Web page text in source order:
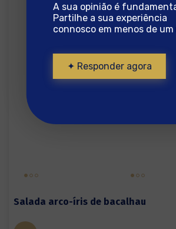
Salada arco-íris de bacalhau
A sua opinião é
Partilhe a sua experiência
connosco em menos de
✦ Responder agora